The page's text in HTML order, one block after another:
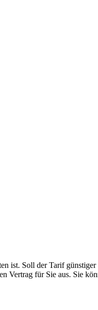
ist. Soll der Tarif
für Sie aus. Sie